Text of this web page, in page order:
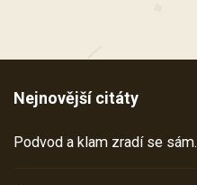
Nejnovější citáty
Podvod a klam zradí se sám.